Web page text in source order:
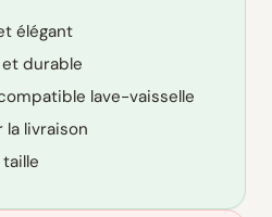
élégant
durable
lave-vaisselle
la livraison